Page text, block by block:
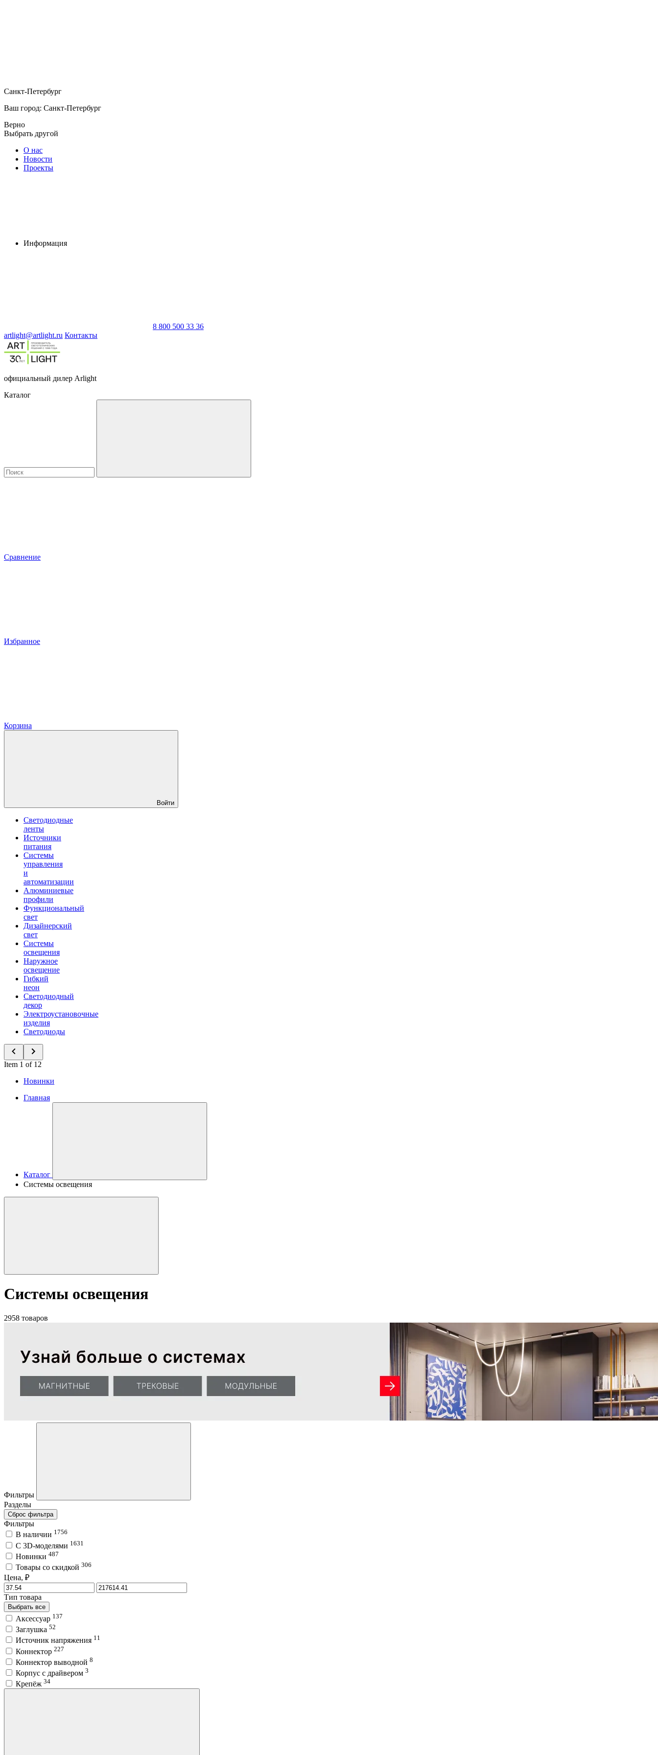
Санкт-Петербург
Ваш город: Санкт-Петербург
Верно
Выбрать другой
О нас
Новости
Проекты
Информация
8 800 500 33 36
artlight@artlight.ru Контакты
официальный дилер Arlight
Каталог
Сравнение
Избранное
Корзина
Войти
Светодиодные
ленты
Источники
питания
Системы
управления
и
автоматизации
Алюминиевые
профили
Функциональный
свет
Дизайнерский
свет
Системы
освещения
Наружное
освещение
Гибкий
неон
Светодиодный
декор
Электроустановочные
изделия
Светодиоды
Item 1 of 12
Новинки
Главная
Каталог
Системы освещения
Системы освещения
2958 товаров
Фильтры
Разделы
Сброс фильтра
Фильтры
В наличии 1756
C 3D-моделями 1631
Новинки 487
Товары со скидкой 306
Цена, ₽
Тип товара
Выбрать все
Аксессуар 137
Заглушка 52
Источник напряжения 11
Коннектор 227
Коннектор выводной 8
Корпус с драйвером 3
Крепёж 34